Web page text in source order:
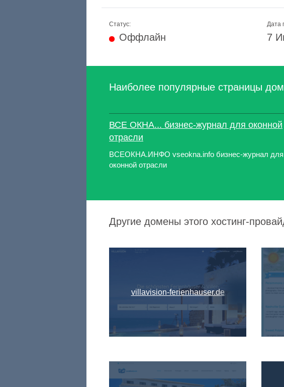
Статус:
Оффлайн
Дата
7
Наиболее популярные страницы
ВСЕ ОКНА... бизнес-журнал для оконной
отрасли
ВСЕОКНА.ИНФО vseokna.info бизнес-журнал для
оконной отрасли
Другие домены этого хостинг-
villavision-ferienhauser.de